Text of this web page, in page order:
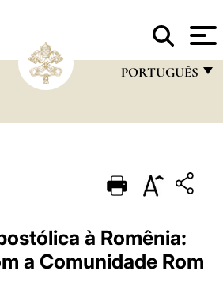
PORTUGUÊS
PORTUGUÊS
ESPAÑOL
DEUTSCH
à Romênia:
a Comunidade Rom